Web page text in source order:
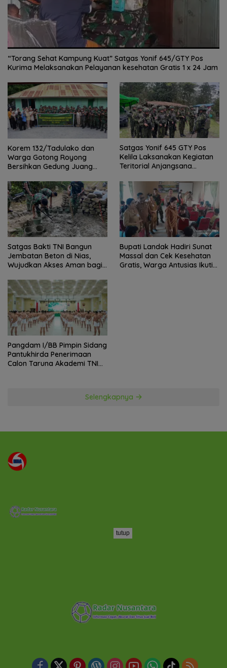
“Torang Sehat Kampung Kuat” Satgas Yonif 645/GTY Pos
Kurima Melaksanakan Pelayanan kesehatan Gratis 1 x 24 Jam
Korem 132/Tadulako dan
Warga Gotong Royong
Bersihkan Gedung Juang
Satgas Yonif 645 GTY Pos
Kelila Laksanakan Kegiatan
Teritorial Anjangsana
Lurah
Satgas Bakti TNI Bangun
Jembatan Beton di Nias,
Wujudkan Akses Aman bagi
Bupati Landak Hadiri Sunat
Massal dan Cek Kesehatan
Gratis, Warga Antusias Ikuti
Pangdam I/BB Pimpin Sidang
Pantukhirda Penerimaan
Calon Taruna Akademi TNI
Selengkapnya
tutup